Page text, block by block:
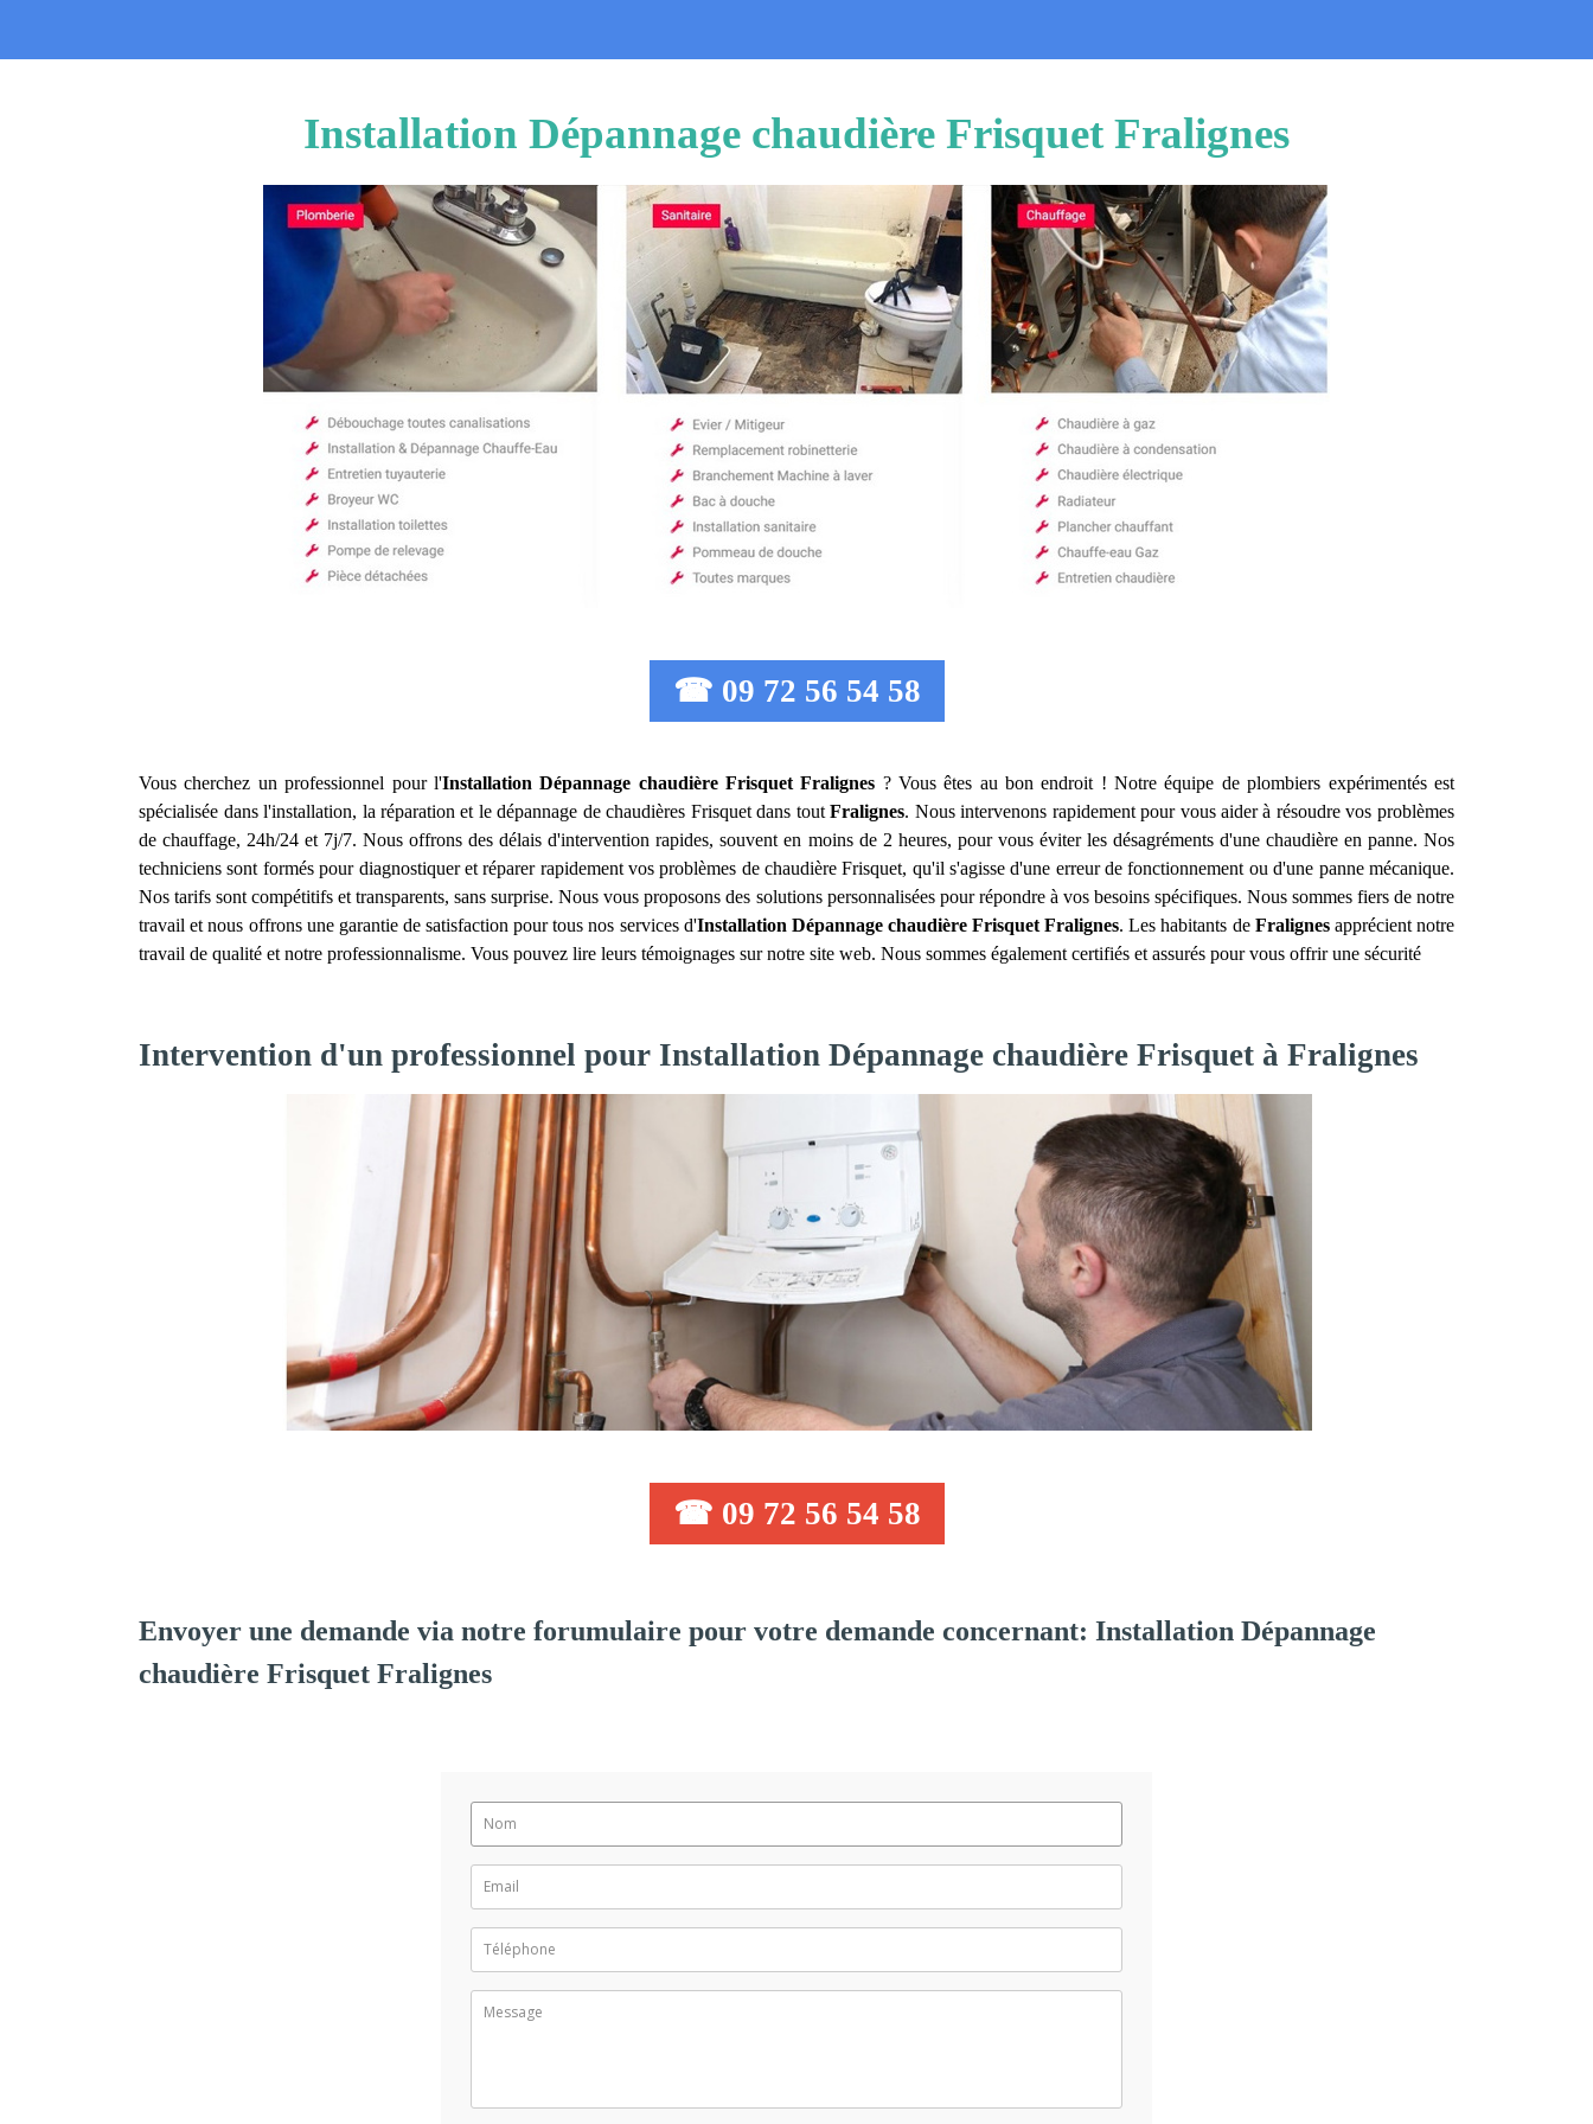
Installation Dépannage chaudière Frisquet Fralignes
☎ 09 72 56 54 58
Vous cherchez un professionnel pour l'Installation Dépannage chaudière Frisquet Fralignes ? Vous êtes au bon endroit ! Notre équipe de plombiers expérimentés est
spécialisée dans l'installation, la réparation et le dépannage de chaudières Frisquet dans toutFralignes. Nous intervenons rapidement pour vous aider à résoudre vos problèmes
de chauffage, 24h/24 et 7j/7. Nous offrons des délais d'intervention rapides, souvent en moins de 2 heures, pour vous éviter les désagréments d'une chaudière en panne. Nos
techniciens sont formés pour diagnostiquer et réparer rapidement vos problèmes de chaudière Frisquet, qu'il s'agisse d'une erreur de fonctionnement ou d'une panne mécanique.
Nos tarifs sont compétitifs et transparents, sans surprise. Nous vous proposons des solutions personnalisées pour répondre à vos besoins spécifiques. Nous sommes fiers de notre
travail et nous offrons une garantie de satisfaction pour tous nos services d'Installation Dépannage chaudière Frisquet Fralignes. Les habitants de Fralignesapprécient notre
travail de qualité et notre professionnalisme. Vous pouvez lire leurs témoignages sur notre site web. Nous sommes également certifiés et assurés pour vous offrir une sécurité
Intervention d'un professionnel pour Installation Dépannage chaudière Frisquet à Fralignes
☎ 09 72 56 54 58
Envoyer une demande via notre forumulaire pour votre demande concernant: Installation Dépannage
chaudière Frisquet Fralignes